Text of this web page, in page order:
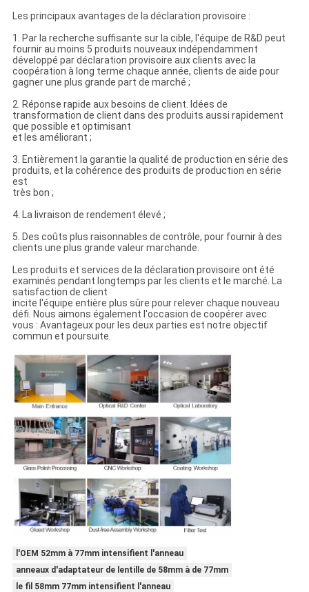
Les principaux avantages de la déclaration provisoire :
1. Par la recherche suffisante sur la cible, l'équipe de R&D peut
fournir au moins 5 produits nouveaux indépendamment
développé par déclaration provisoire aux clients avec la
coopération à long terme chaque année, clients de aide pour
gagner une plus grande part de marché ;
2. Réponse rapide aux besoins de client. Idées de
transformation de client dans des produits aussi rapidement
que possible et optimisant
et les améliorant ;
3. Entièrement la garantie la qualité de production en série des
produits, et la cohérence des produits de production en série
est
très bon ;
4. La livraison de rendement élevé ;
5. Des coûts plus raisonnables de contrôle, pour fournir à des
clients une plus grande valeur marchande.
Les produits et services de la déclaration provisoire ont été
examinés pendant longtemps par les clients et le marché. La
satisfaction de client
incite l'équipe entière plus sûre pour relever chaque nouveau
défi. Nous aimons également l'occasion de coopérer avec
vous : Avantageux pour les deux parties est notre objectif
commun et poursuite.
l'OEM 52mm à 77mm intensifient l'anneau
anneaux d'adaptateur de lentille de 58mm à de 77mm
le fil 58mm 77mm intensifient l'anneau